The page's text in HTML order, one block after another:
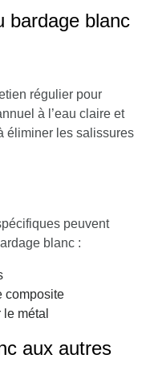
bardage blanc
régulier pour
à l’eau claire et
éliminer les salissures
peuvent
blanc :
composite
métal
aux autres